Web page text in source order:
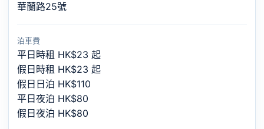
華蘭路25號
泊車費
平日時租 HK$23 起
假日時租 HK$23 起
假日日泊 HK$110
平日夜泊 HK$80
假日夜泊 HK$80